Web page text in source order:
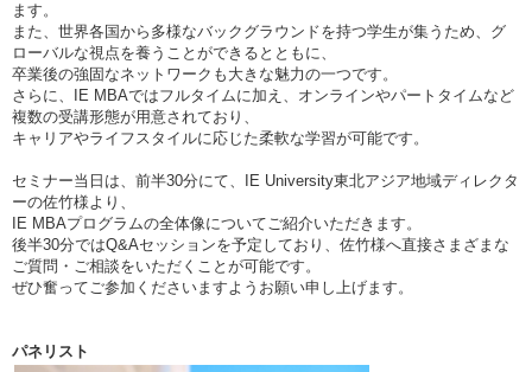
ます。
また、世界各国から多様なバックグラウンドを持つ学生が集うため、グ
ローバルな視点を養うことができるとともに、
卒業後の強固なネットワークも大きな魅力の一つです。
さらに、IE MBAではフルタイムに加え、オンラインやパートタイムなど
複数の受講形態が用意されており、
キャリアやライフスタイルに応じた柔軟な学習が可能です。
セミナー当日は、前半30分にて、IE University東北アジア地域ディレクタ
ーの佐竹様より、
IE MBAプログラムの全体像についてご紹介いただきます。
後半30分ではQ&Aセッションを予定しており、佐竹様へ直接さまざまな
ご質問・ご相談をいただくことが可能です。
ぜひ奮ってご参加くださいますようお願い申し上げます。
パネリスト